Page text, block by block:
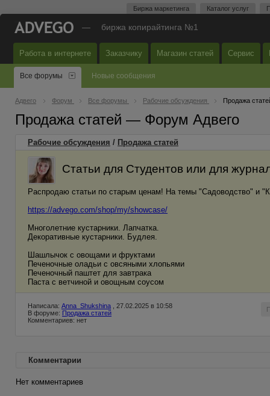
Биржа маркетинга Каталог услуг
— биржа копирайтинга №1
Работа в интернете Заказчику Магазин статей Сервис
Все форумы Новые сообщения
Адвего Форум Все форумы Рабочие обсуждения Продажа
Продажа статей — Форум Адвего
Рабочие обсуждения / Продажа статей
Статьи для Студентов или для
Распродаю статьи по старым ценам! На темы "Садоводство" и
https://advego.com/shop/my/showcase/
Многолетние кустарники. Лапчатка.
Декоративные кустарники. Будлея.
Шашлычок с овощами и фруктами
Печеночные оладьи с овсяными хлопьями
Печеночный паштет для завтрака
Паста с ветчиной и овощным соусом
Написала: Anna_Shukshina , 27.02.2025 в 10:58
В форуме: Продажа статей
Комментариев: нет
Комментарии
Нет комментариев